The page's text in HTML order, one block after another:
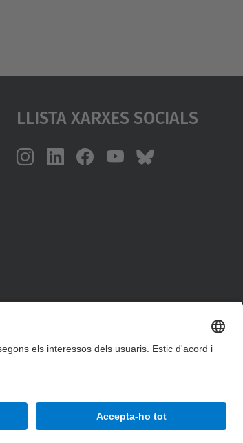
Llista Xarxes Socials